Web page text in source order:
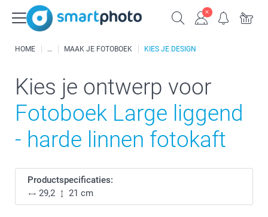
HOME MAAK JE FOTOBOEK KIES JE DESIGN
Kies je ontwerp voor
Fotoboek Large liggend
- harde linnen fotokaft
Productspecificaties:
29,2
21 cm